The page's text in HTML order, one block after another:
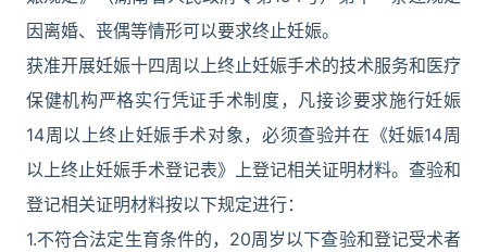
因离婚、丧偶等情形可以要求终止妊娠。
获准开展妊娠十四周以上终止妊娠手术的技术服务和医疗
保健机构严格实行凭证手术制度，凡接诊要求施行妊娠
14周以上终止妊娠手术对象，必须查验并在《妊娠14周
以上终止妊娠手术登记表》上登记相关证明材料。查验和
登记相关证明材料按以下规定进行：
1.不符合法定生育条件的，20周岁以下查验和登记受术者